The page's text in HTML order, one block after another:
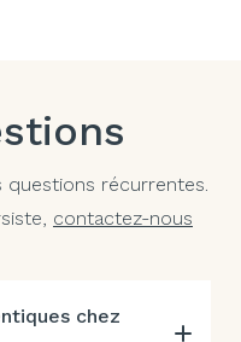
questions récurrentes.
contactez-nous
chez